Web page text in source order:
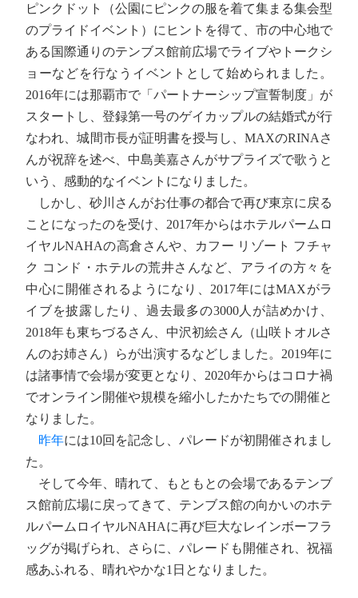
ピンクドット（公園にピンクの服を着て集まる集会型
のプライドイベント）にヒントを得て、市の中心地で
ある国際通りのテンブス館前広場でライブやトークシ
ョーなどを行なうイベントとして始められました。
2016年には那覇市で「パートナーシップ宣誓制度」が
スタートし、登録第一号のゲイカップルの結婚式が行
なわれ、城間市長が証明書を授与し、MAXのRINAさ
んが祝辞を述べ、中島美嘉さんがサプライズで歌うと
いう、感動的なイベントになりました。
しかし、砂川さんがお仕事の都合で再び東京に戻る
ことになったのを受け、2017年からはホテルパームロ
イヤルNAHAの高倉さんや、カフー リゾート フチャ
ク コンド・ホテルの荒井さんなど、アライの方々を
中心に開催されるようになり、2017年にはMAXがラ
イブを披露したり、過去最多の3000人が詰めかけ、
2018年も東ちづるさん、中沢初絵さん（山咲トオルさ
んのお姉さん）らが出演するなどしました。2019年に
は諸事情で会場が変更となり、2020年からはコロナ禍
でオンライン開催や規模を縮小したかたちでの開催と
なりました。
昨年には10回を記念し、パレードが初開催されまし
た。
そして今年、晴れて、もともとの会場であるテンブ
ス館前広場に戻ってきて、テンブス館の向かいのホテ
ルパームロイヤルNAHAに再び巨大なレインボーフラ
ッグが掲げられ、さらに、パレードも開催され、祝福
感あふれる、晴れやかな1日となりました。